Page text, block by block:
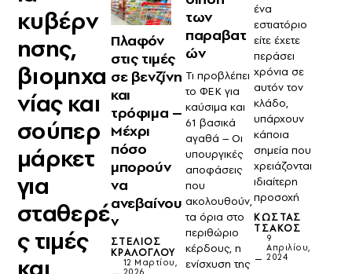
κυβέρν
ησης,
βιομηχα
νίας και
σούπερ
μάρκετ
για
σταθερέ
ς τιμές
Πλαφόν
στις τιμές
σε βενζίνη
και
τρόφιμα –
Μέχρι
πόσο
μπορούν
να
ανεβαίνου
ν
ΣΤΈΛΙΟΣ
ΚΡΆΛΟΓΛΟΥ
12 Μαρτίου,
των
παραβατ
ών
Τι προβλέπει
το ΦΕΚ για
καύσιμα και
61 βασικά
αγαθά – Οι
υπουργικές
αποφάσεις
που
ακολουθούν,
τα όρια στο
περιθώριο
κέρδους, η
ενίσχυση της
ένα
εστιατόριο
είτε έχετε
περάσει
χρόνια σε
αυτόν τον
κλάδο,
υπάρχουν
κάποια
σημεία που
χρειάζονται
ιδιαίτερη
προσοχή
ΚΏΣΤΑΣ
ΤΣΆΚΟΣ
9
Απριλίου,
2024